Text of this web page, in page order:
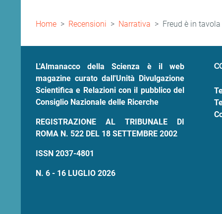
Briciole
Home Recensioni Narrativa Freud è in tavola
L'Almanacco della Scienza è il web
magazine curato dall'Unità Divulgazione
Scientifica e Relazioni con il pubblico del
Consiglio Nazionale delle Ricerche
REGISTRAZIONE AL TRIBUNALE DI
ROMA N. 522 DEL 18 SETTEMBRE 2002
ISSN 2037-4801
N. 6 - 16 LUGLIO 2026